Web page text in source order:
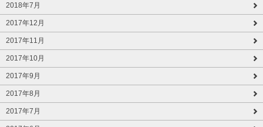
2018年7月
2017年12月
2017年11月
2017年10月
2017年9月
2017年8月
2017年7月